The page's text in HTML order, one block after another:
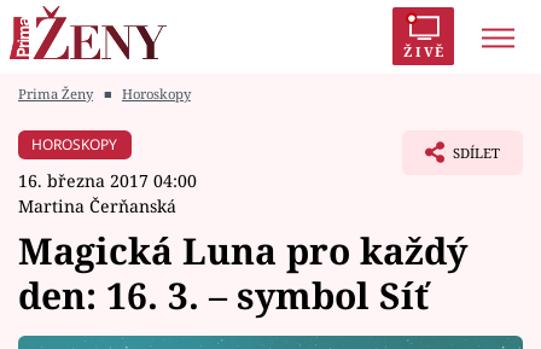
ŽIVĚ
Módní alarm
Témata
Prima Ženy ■ Horoskopy
HOROSKOPY
16. března 2017 04:00
Martina Čerňanská
SDÍLET
Magická Luna pro každý
den: 16. 3. – symbol Síť